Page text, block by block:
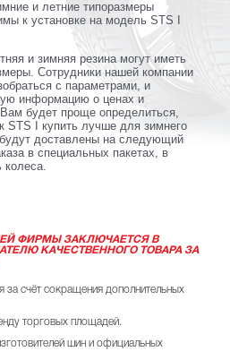
и летние типоразмеры
к установке на модель STS I
и зимняя резина могут иметь
Сотрудники нашей компании
с параметрами, и
информацию о ценах и
будет проще определиться,
STS I купить лучше для зимнего
доставлены на следующий
в специальных пакетах, в
колеса.
ФИРМЫ ЗАКЛЮЧАЕТСЯ В
КАЧЕСТВЕННОГО ТОВАРА ЗА
за счёт сокращения дополнительных
торговых площадей.
шин и официальных